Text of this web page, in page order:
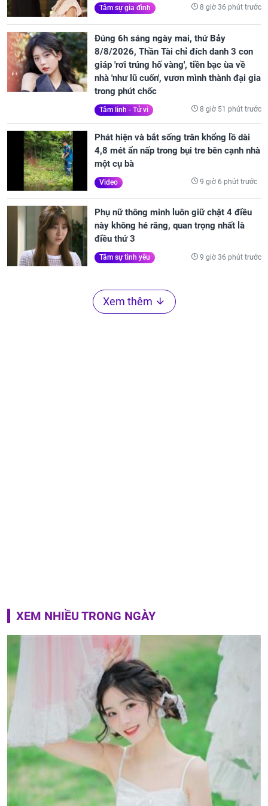
Tâm sự gia đình 8 giờ 36 phút trước
Đúng 6h sáng ngày mai, thứ Bảy
8/8/2026, Thần Tài chỉ đích danh 3 con
giáp 'rơi trúng hố vàng', tiền bạc ùa về
nhà 'như lũ cuốn', vươn mình thành đại gia
trong phút chốc
Tâm linh - Tử vi 8 giờ 51 phút trước
Phát hiện và bắt sống trăn khổng lồ dài
4,8 mét ẩn nấp trong bụi tre bên cạnh nhà
một cụ bà
Video 9 giờ 6 phút trước
Phụ nữ thông minh luôn giữ chặt 4 điều
này không hé răng, quan trọng nhất là
điều thứ 3
Tâm sự tình yêu 9 giờ 36 phút trước
Xem thêm
XEM NHIỀU TRONG NGÀY